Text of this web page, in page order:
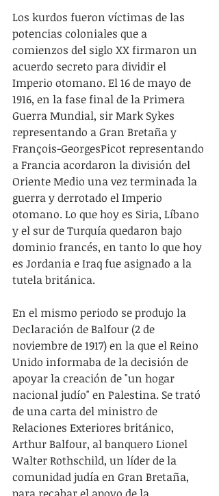
Los kurdos fueron víctimas de las
potencias coloniales que a
comienzos del siglo XX firmaron un
acuerdo secreto para dividir el
Imperio otomano. El 16 de mayo de
1916, en la fase final de la Primera
Guerra Mundial, sir Mark Sykes
representando a Gran Bretaña y
François-GeorgesPicot representando
a Francia acordaron la división del
Oriente Medio una vez terminada la
guerra y derrotado el Imperio
otomano. Lo que hoy es Siria, Líbano
y el sur de Turquía quedaron bajo
dominio francés, en tanto lo que hoy
es Jordania e Iraq fue asignado a la
tutela británica.
En el mismo periodo se produjo la
Declaración de Balfour (2 de
noviembre de 1917) en la que el Reino
Unido informaba de la decisión de
apoyar la creación de "un hogar
nacional judío" en Palestina. Se trató
de una carta del ministro de
Relaciones Exteriores británico,
Arthur Balfour, al banquero Lionel
Walter Rothschild, un líder de la
comunidad judía en Gran Bretaña,